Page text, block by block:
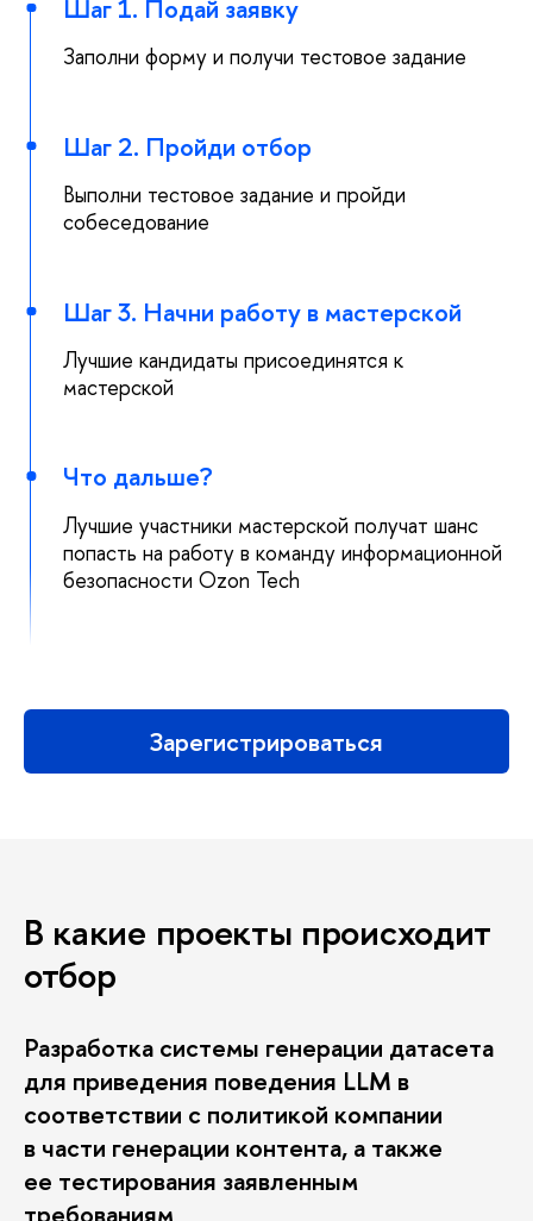
Шаг 1. Подай заявку
Заполни форму и получи тестовое задание
Шаг 2. Пройди отбор
ыполни тестовое задание и пройди
собеседование
Шаг 3. Начни работу в мастерской
Лучшие кандидаты присоединятся к
мастерской
Что дальше?
Лучшие участники мастерской получат шанс
попасть на работу в команду информационной
езопасности Ozon Tech
Зарегистрироваться
какие проекты происходит
отбор
Разработка системы генерации датасета
для приведения поведения LLM
соответствии с политикой компании
части генерации контента, а также
ее тестирования заявленным
требованиям